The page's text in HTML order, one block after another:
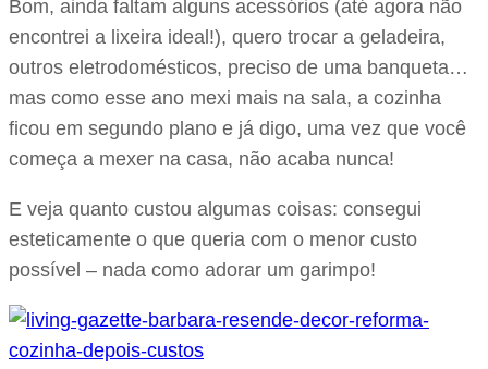
Bom, ainda faltam alguns acessórios (até agora não
encontrei a lixeira ideal!), quero trocar a geladeira,
outros eletrodomésticos, preciso de uma banqueta…
mas como esse ano mexi mais na sala, a cozinha
ficou em segundo plano e já digo, uma vez que você
começa a mexer na casa, não acaba nunca!
E veja quanto custou algumas coisas: consegui
esteticamente o que queria com o menor custo
possível – nada como adorar um garimpo!